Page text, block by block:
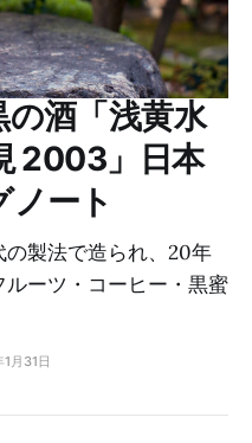
酒「浅黄水
2003」日本
ート
の製法で造られ、20年
ーツ・コーヒー・黒蜜
月31日